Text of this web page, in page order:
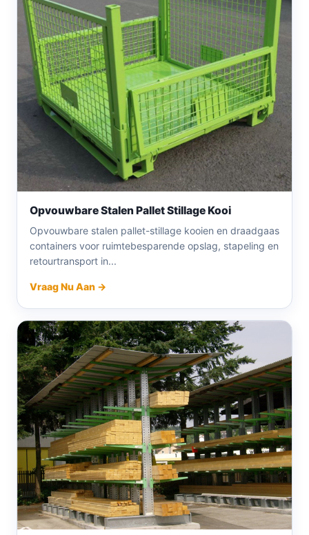
Opvouwbare Stalen Pallet Stillage Kooi
Opvouwbare stalen pallet-stillage kooien en draadgaas
containers voor ruimtebesparende opslag, stapeling en
retourtransport in...
Vraag Nu Aan →